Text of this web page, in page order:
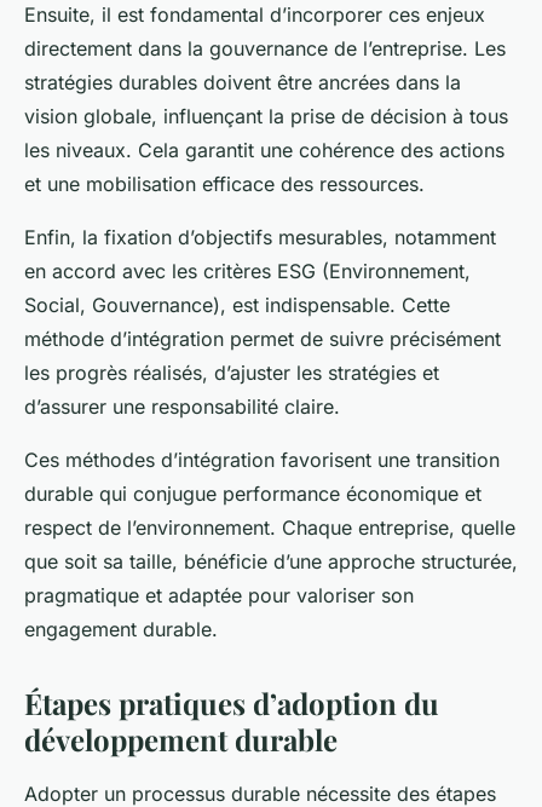
Ensuite, il est fondamental d’incorporer ces enjeux
directement dans la gouvernance de l’entreprise. Les
stratégies durables doivent être ancrées dans la
vision globale, influençant la prise de décision à tous
les niveaux. Cela garantit une cohérence des actions
et une mobilisation efficace des ressources.
Enfin, la fixation d’objectifs mesurables, notamment
en accord avec les critères ESG (Environnement,
Social, Gouvernance), est indispensable. Cette
méthode d’intégration permet de suivre précisément
les progrès réalisés, d’ajuster les stratégies et
d’assurer une responsabilité claire.
Ces méthodes d’intégration favorisent une transition
durable qui conjugue performance économique et
respect de l’environnement. Chaque entreprise, quelle
que soit sa taille, bénéficie d’une approche structurée,
pragmatique et adaptée pour valoriser son
engagement durable.
Étapes pratiques d’adoption du
développement durable
Adopter un processus durable nécessite des étapes